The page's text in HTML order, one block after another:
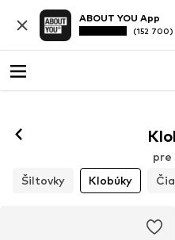
ABOUT YOU App
(152 700)
pre
Šiltovky
Klobúky